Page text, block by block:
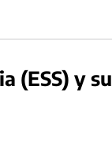
(ESS) y su